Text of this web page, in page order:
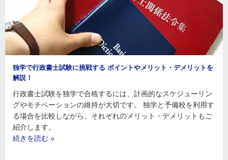
独学で行政書士試験に挑戦する ポイントやメリット・デメリットを
解説！
行政書士試験を独学で合格するには、計画的なスケジューリン
グやモチベーションの維持が大切です。 独学と予備校を利用す
る場合を比較しながら、それぞれのメリット・デメリットもご
紹介します。
続きを読む »